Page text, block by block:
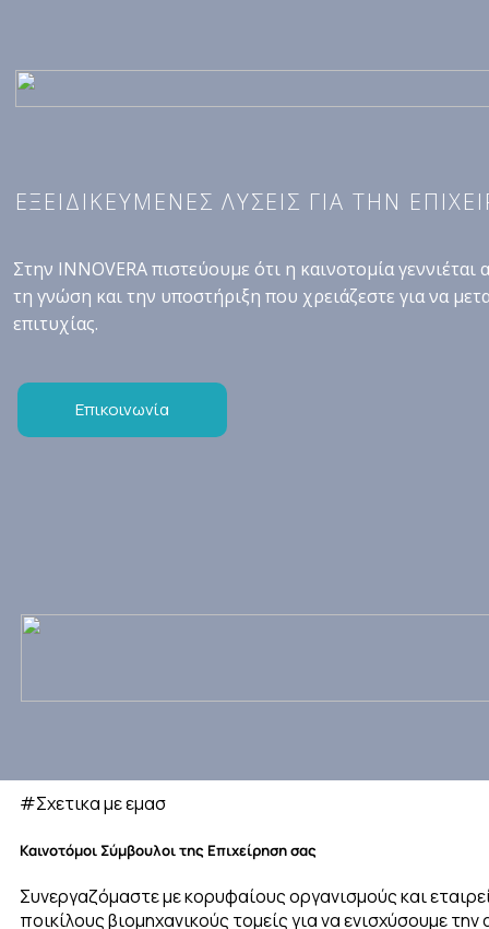
ΕΞΕΙΔΙΚΕΥΜΕΝΕΣ ΛΥΣΕΙΣ ΓΙΑ ΤΗΝ
Στην INNOVERA πιστεύουμε ότι η καινοτομία
τη γνώση και την υποστήριξη που χρειάζεστε για να
επιτυχίας.
Επικοινωνία
#Σχετικα με εμασ
Καινοτόμοι Σύμβουλοιτης Επιχείρησησας
Συνεργαζόμαστε με κορυφαίους οργανισμούς και
ποικίλους βιομηχανικούς τομείς για να ενισχύσουμε